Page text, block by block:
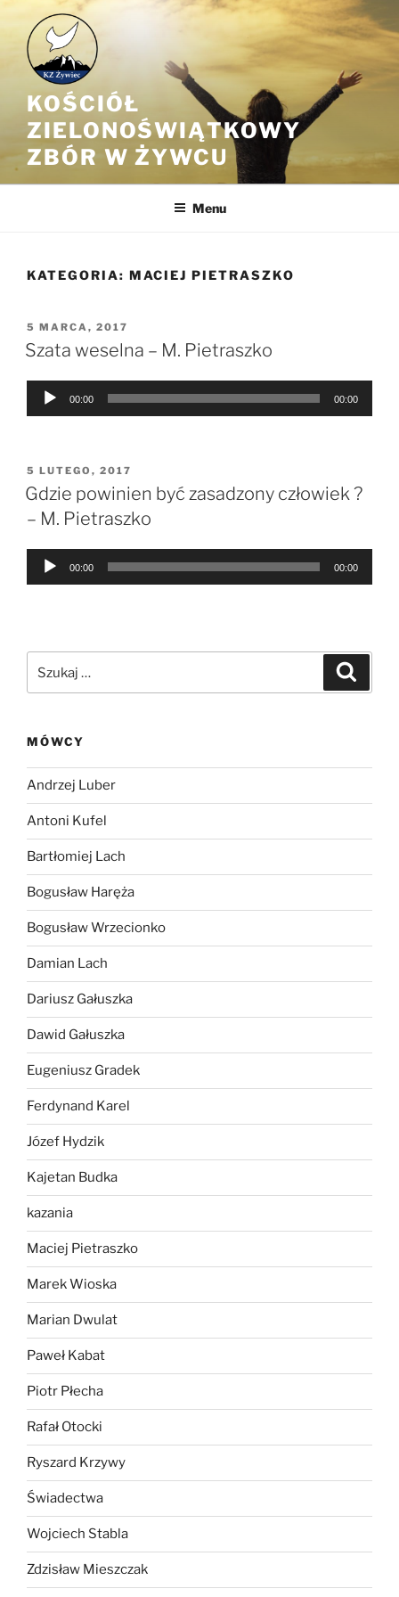
Przejdź
do
treści
KOŚCIÓŁ
ZIELONOŚWIĄTKOWY
ZBÓR W ŻYWCU
Menu
KATEGORIA: MACIEJ PIETRASZKO
OPUBLIKOWANE
W
5 MARCA, 2017
Szata weselna – M. Pietraszko
Odtwarzacz
00:00 00:00
OPUBLIKOWANE
W
5 LUTEGO, 2017
Gdzie powinien być zasadzony człowiek ?
– M. Pietraszko
Odtwarzacz
00:00 00:00
MÓWCY
Andrzej Luber
Antoni Kufel
Bartłomiej Lach
Bogusław Haręża
Bogusław Wrzecionko
Damian Lach
Dariusz Gałuszka
Dawid Gałuszka
Eugeniusz Gradek
Ferdynand Karel
Józef Hydzik
Kajetan Budka
kazania
Maciej Pietraszko
Marek Wioska
Marian Dwulat
Paweł Kabat
Piotr Płecha
Rafał Otocki
Ryszard Krzywy
Świadectwa
Wojciech Stabla
Zdzisław Mieszczak